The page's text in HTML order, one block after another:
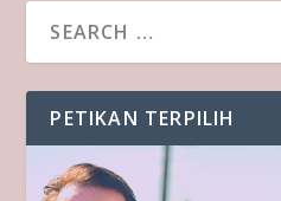
PETIKAN TERPILIH